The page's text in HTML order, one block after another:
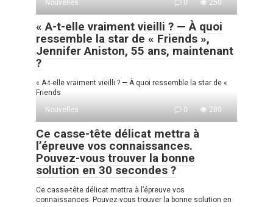
Nouvelles
0 250
« A-t-elle vraiment vieilli ? — À quoi
ressemble la star de « Friends »,
Jennifer Aniston, 55 ans, maintenant
?
« A-t-elle vraiment vieilli ? — À quoi ressemble la star de «
Friends
Nouvelles
0 280
Ce casse-tête délicat mettra à
l’épreuve vos connaissances.
Pouvez-vous trouver la bonne
solution en 30 secondes ?
Ce casse-tête délicat mettra à l’épreuve vos
connaissances. Pouvez-vous trouver la bonne solution en